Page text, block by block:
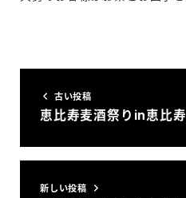
古い投稿
恵比寿麦酒祭りin恵比
新しい投稿